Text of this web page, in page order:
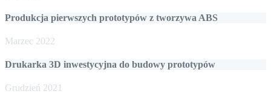
Produkcja pierwszych prototypów z tworzywa ABS
Marzec 2022
Drukarka 3D inwestycyjna do budowy prototypów
Grudzień 2021